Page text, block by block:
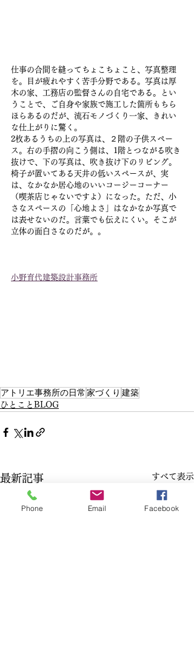
仕事の合間を縫ってちょこちょこと、写真整理
を。目が疲れやすく苦手分野である。写真は厚
木の家、工務店の監督さんの自宅である。とい
うことで、ご自身や家族で施工した箇所もちら
ほらあるのだが、流石モノづくり一家、きれい
な仕上がりに驚く。
2枚あるうちの上の写真は、２階の子供スペー
ス。右の手摺の向こう側は、1階とつながる吹き
抜けで、下の写真は、吹き抜け下のリビング。
椅子が置いてある天井の低いスペースが、実
は、なかなか居心地のいいコージーコーナー
（喫茶店じゃないですよ）になった。ただ、小
さなスペースの「心地よさ」はなかなか写真で
は表せないのだ。言葉でも伝えにくい。そこが
立体の面白さなのだが。。
小野育代建築設計事務所
アトリエ事務所の日常 家づくり 建築
ひとことBLOG
最新記事 すべて表示
Phone Email Facebook